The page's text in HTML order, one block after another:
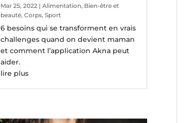
Mar 25, 2022| Alimentation, Bien-être et
beauté, Corps, Sport
6 besoins qui se transforment en vrais
challenges quand on devient maman
et comment l’application Akna peut
aider.
lire plus